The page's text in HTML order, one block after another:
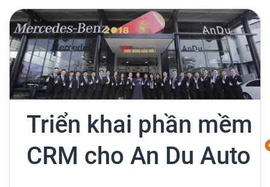
Triển khai phần mềm
CRM cho An Du Auto